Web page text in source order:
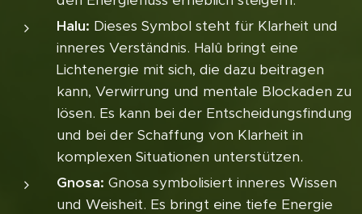
Halu: Dieses Symbol steht für Klarheit und
inneres Verständnis. Halû bringt eine
Lichtenergie mit sich, die dazu beitragen
kann, Verwirrung und mentale Blockaden zu
lösen. Es kann bei der Entscheidungsfindung
und bei der Schaffung von Klarheit in
komplexen Situationen unterstützen.
Gnosa: Gnosa symbolisiert inneres Wissen
und Weisheit. Es bringt eine tiefe Energie